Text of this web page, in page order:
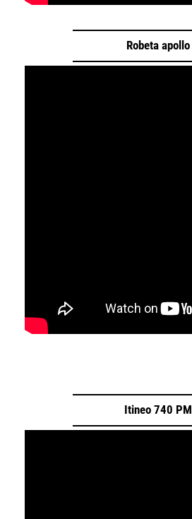
Robeta apollo
Itineo 740 PM